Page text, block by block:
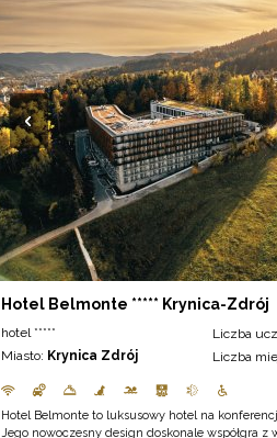
Hotel Belmonte ***** Krynica-Zdrój
hotel *****
Miasto: Krynica Zdrój
Liczba
Liczba
Hotel Belmonte to luksusowy hotel na
Jego nowoczesny design doskonale współgra z